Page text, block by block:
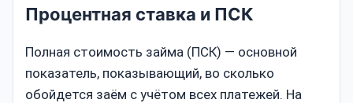
Процентная ставка и ПСК
Полная стоимость займа (ПСК) — основной
показатель, показывающий, во сколько
обойдется заём с учётом всех платежей. На